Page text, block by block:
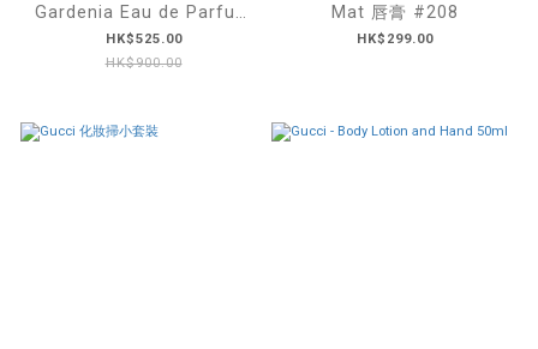
Gardenia Eau de Parfum
梔子花香水50ML
HK$525.00
HK$900.00
Mat 唇膏 #208
HK$299.00